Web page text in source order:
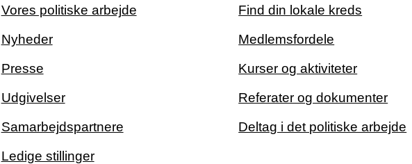
Vores politiske arbejde
Nyheder
Presse
Udgivelser
Samarbejdspartnere
Ledige stillinger
Find din lokale kreds
Medlemsfordele
Kurser og aktiviteter
Referater og dokumenter
Deltag i det politiske arbejde